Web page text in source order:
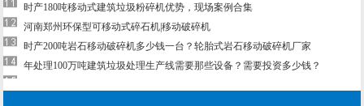
时产180吨移动式建筑垃圾粉碎机优势，现场案例合集
河南郑州环保型可移动式碎石机|移动破碎机
时产200吨岩石移动破碎机多少钱一台？轮胎式岩石移动破碎机厂家
年处理100万吨建筑垃圾处理生产线需要那些设备？需要投资多少钱？